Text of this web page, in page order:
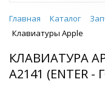
Главная Каталог
Клавиатуры Apple
КЛАВИАТУРА
A2141 (ENTER